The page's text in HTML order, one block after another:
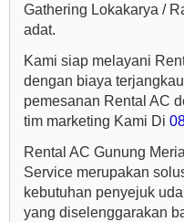
Gathering Lokakarya /
adat.
Kami siap melayani
dengan biaya
pemesanan Rental AC
tim marketing Kami Di
Rental AC Gunung
Service merupakan
kebutuhan penyejuk
yang diselenggarakan